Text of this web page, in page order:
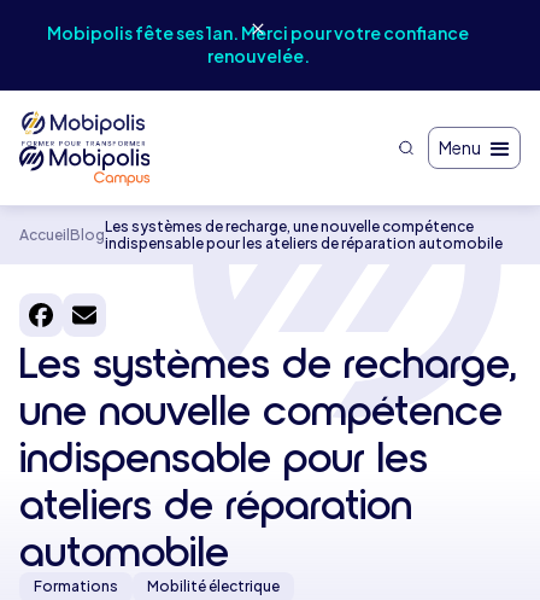
Mobipolis fête ses 1an. Merci pour votre confiance
renouvelée.
Menu
Accueil BlogLes systèmes de recharge, une nouvelle compétence
indispensable pour les ateliers de réparation automobile
Les systèmes de recharge,
une nouvelle compétence
indispensable pour les
ateliers de réparation
automobile
Formations Mobilité électrique